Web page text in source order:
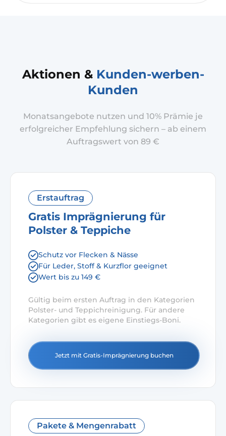
Aktionen & Kunden-werben-
Kunden
Monatsangebote nutzen und 10% Prämie je
erfolgreicher Empfehlung sichern – ab einem
Auftragswert von 89 €
Erstauftrag
Gratis Imprägnierung für
Polster & Teppiche
Schutz vor Flecken & Nässe
Für Leder, Stoff & Kurzflor geeignet
Wert bis zu 149 €
Gültig beim ersten Auftrag in den Kategorien
Polster- und Teppichreinigung. Für andere
Kategorien gibt es eigene Einstiegs-Boni.
Jetzt mit Gratis-Imprägnierung buchen
Pakete & Mengenrabatt